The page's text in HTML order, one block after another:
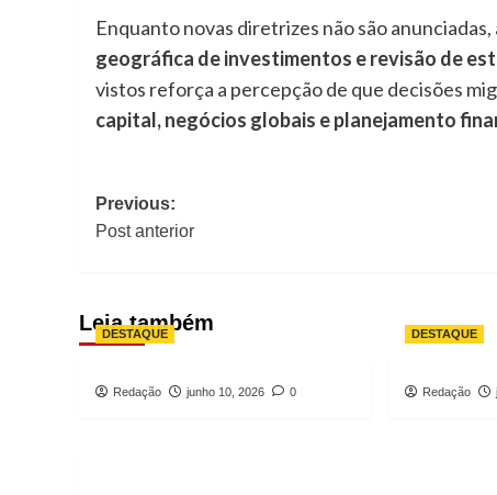
Enquanto novas diretrizes não são
geográfica de investimentos e revisão de
vistos reforça a percepção de que decisões
capital, negócios globais e planejamento
Post
navigation
Previous:
Post anterior
Leia também
DESTAQUE
Redação junho 10, 2026 0
DESTAQUE
Redação